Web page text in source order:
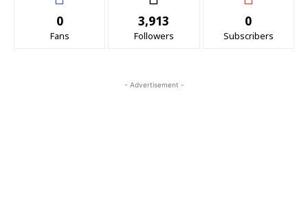
0
Fans
3,913
Followers
0
Subscribers
- Advertisement -